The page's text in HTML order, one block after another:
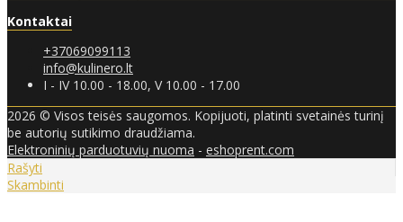
Kontaktai
+37069099113
info@kulinero.lt
I - IV 10.00 - 18.00, V 10.00 - 17.00
2026 © Visos teisės saugomos. Kopijuoti, platinti svetainės turinį
be autorių sutikimo draudžiama.
Elektroninių parduotuvių nuoma - eshoprent.com
Rašyti
Skambinti